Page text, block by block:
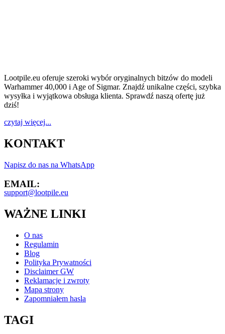
Lootpile.eu oferuje szeroki wybór oryginalnych bitzów do modeli
Warhammer 40,000 i Age of Sigmar. Znajdź unikalne części, szybka
wysyłka i wyjątkowa obsługa klienta. Sprawdź naszą ofertę już
dziś!
czytaj więcej...
KONTAKT
Napisz do nas na WhatsApp
EMAIL:
support@lootpile.eu
WAŻNE LINKI
O nas
Regulamin
Blog
Polityka Prywatności
Disclaimer GW
Reklamacje i zwroty
Mapa strony
Zapomniałem hasla
TAGI